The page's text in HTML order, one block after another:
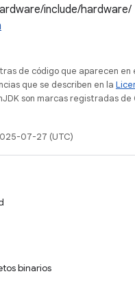
include/hardware/
de código que aparecen en
que se describen en la
son marcas registradas de
07-27 (UTC)
binarios